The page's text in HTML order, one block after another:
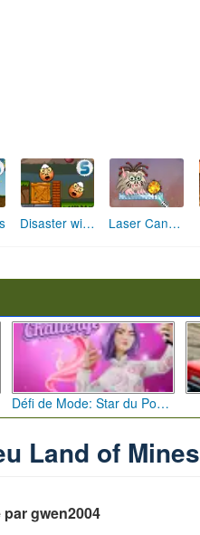
Dirt Showdown Disaster will strike 2
Défi de Mode: Star du Podium
Land of Mines
par gwen2004